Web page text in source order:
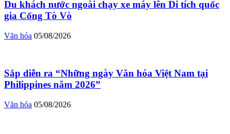
Du khách nước ngoài chạy xe máy lên Di tích quốc
gia Cổng Tò Vò
Văn hóa 05/08/2026
Sắp diễn ra “Những ngày Văn hóa Việt Nam tại
Philippines năm 2026”
Văn hóa 05/08/2026